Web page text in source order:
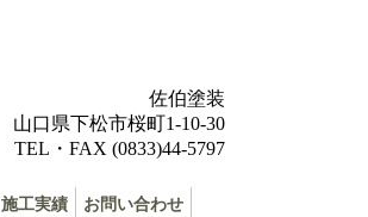
佐伯塗装
山口県下松市桜町1-10-30
TEL・FAX (0833)44-5797
施工実績 お問い合わせ